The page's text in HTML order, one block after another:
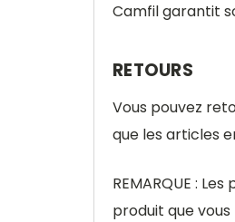
Camfil garantit
RETOURS
Vous pouvez
que les articles
REMARQUE :
produit que